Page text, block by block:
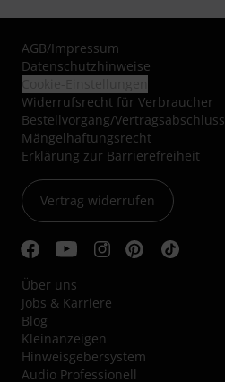
AGB/Impressum
Datenschutzhinweise
Widerrufsrecht für Verbraucher
Bestellvorgang/Vertragsabschluss
Mängelhaftungsrecht
Erklärung zur Barrierefreiheit
Vertrag widerrufen
Über uns
Jobs & Karriere
Blog
Kleinanzeigen
Hinweisgebersystem
Audio Professionell